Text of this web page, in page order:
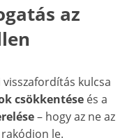
az
kulcsa
csökkentése és a
– hogy az ne az
le.